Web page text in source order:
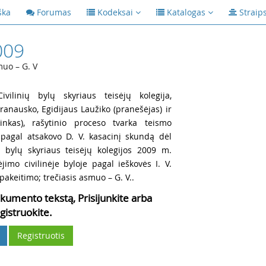
Forumas Kodeksai Katalogas
– G. V
bylų skyriaus teisėjų kolegija,
Egidijaus Laužiko (pranešėjas) ir
rašytinio proceso tvarka teismo
atsakovo D. V. kasacinį skundą dėl
bylų skyriaus teisėjų kolegijos 2009 m.
civilinėje byloje pagal ieškovės I. V.
trečiasis asmuo – G. V..
tekstą, Prisijunkite arba
Registruotis